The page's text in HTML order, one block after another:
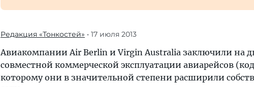
Редакция «Тонкостей» • 17 июля 2013
Авиакомпании Air Berlin и Virgin Australia заключили на
совместной коммерческой эксплуатации авиарейсов
которому они в значительной степени расширили